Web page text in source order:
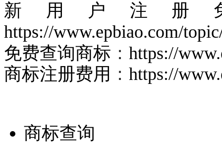
新用户注册
https://www.epbiao.com/
免费查询商标 ： https://
商标注册费用 ： https://
商标查询